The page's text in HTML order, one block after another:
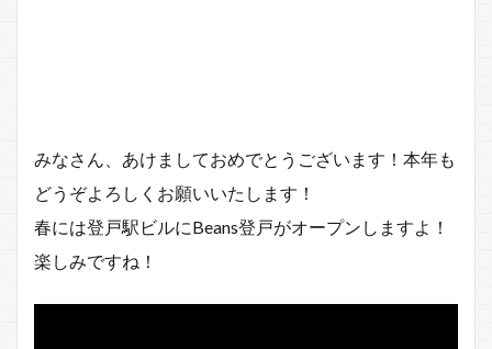
みなさん、あけましておめでとうございます！本年も
どうぞよろしくお願いいたします！
春には登戸駅ビルにBeans登戸がオープンしますよ！
楽しみですね！